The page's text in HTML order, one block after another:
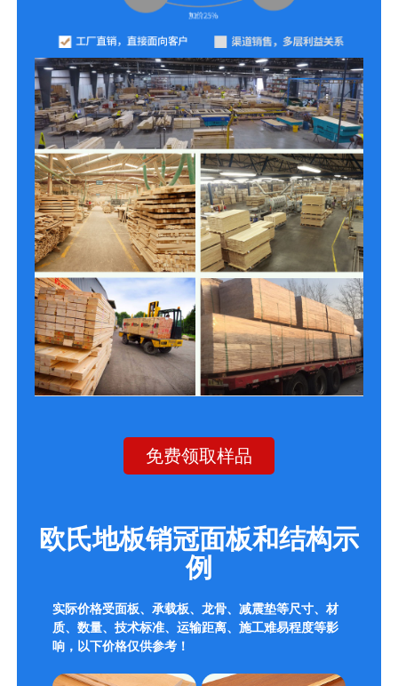
免费领取样品
欧氏地板销冠面板和结构示
例
实际价格受面板、承载板、龙骨、减震垫等尺寸、材
质、数量、技术标准、运输距离、施工难易程度等影
响，以下价格仅供参考！